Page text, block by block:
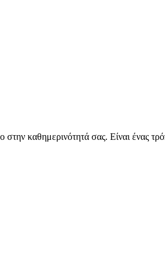
καθημερινότητά σας. Είναι ένας